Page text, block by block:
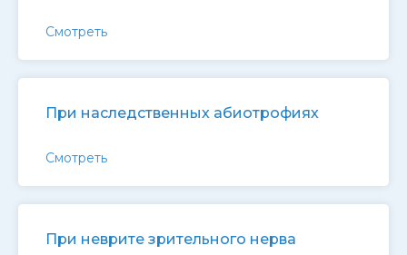
Смотреть
При наследственных абиотрофиях
Смотреть
При неврите зрительного нерва